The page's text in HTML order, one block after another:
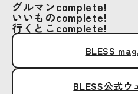
グルマンcomplete!
いいものcomplete!
行くとこcomplete!
BLESS
BLESS公式ウ